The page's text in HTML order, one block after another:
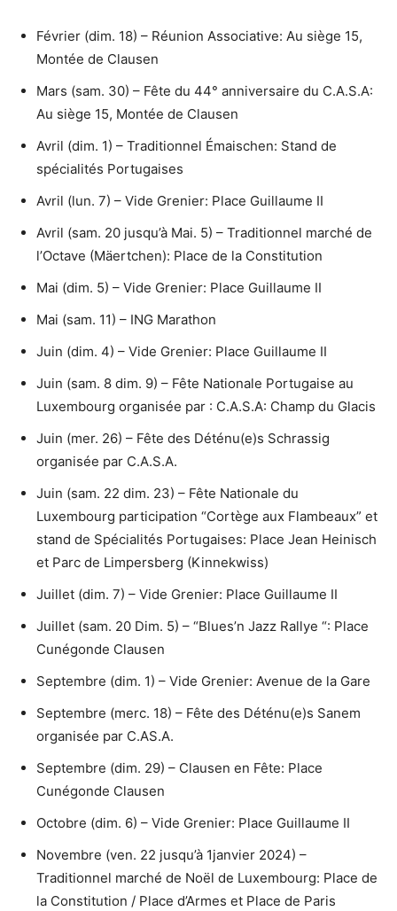
Février (dim. 18) – Réunion Associative: Au siège 15,
Montée de Clausen
Mars (sam. 30) – Fête du 44° anniversaire du C.A.S.A:
Au siège 15, Montée de Clausen
Avril (dim. 1) – Traditionnel Émaischen: Stand de
spécialités Portugaises
Avril (lun. 7) – Vide Grenier: Place Guillaume II
Avril (sam. 20 jusqu’à Mai. 5) – Traditionnel marché de
l’Octave (Mäertchen): Place de la Constitution
Mai (dim. 5) – Vide Grenier: Place Guillaume II
Mai (sam. 11) – ING Marathon
Juin (dim. 4) – Vide Grenier: Place Guillaume II
Juin (sam. 8 dim. 9) – Fête Nationale Portugaise au
Luxembourg organisée par : C.A.S.A: Champ du Glacis
Juin (mer. 26) – Fête des Déténu(e)s Schrassig
organisée par C.A.S.A.
Juin (sam. 22 dim. 23) – Fête Nationale du
Luxembourg participation “Cortège aux Flambeaux” et
stand de Spécialités Portugaises: Place Jean Heinisch
et Parc de Limpersberg (Kinnekwiss)
Juillet (dim. 7) – Vide Grenier: Place Guillaume II
Juillet (sam. 20 Dim. 5) – “Blues’n Jazz Rallye “: Place
Cunégonde Clausen
Septembre (dim. 1) – Vide Grenier: Avenue de la Gare
Septembre (merc. 18) – Fête des Déténu(e)s Sanem
organisée par C.AS.A.
Septembre (dim. 29) – Clausen en Fête: Place
Cunégonde Clausen
Octobre (dim. 6) – Vide Grenier: Place Guillaume II
Novembre (ven. 22 jusqu’à 1janvier 2024) –
Traditionnel marché de Noël de Luxembourg: Place de
la Constitution / Place d’Armes et Place de Paris